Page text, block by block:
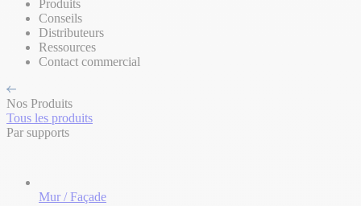
Produits
Conseils
Distributeurs
Ressources
Contact commercial
Nos Produits
Tous les produits
Par supports
Mur / Façade